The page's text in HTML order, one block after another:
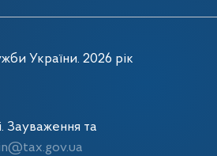
України. 2026 рік
Зауваження та